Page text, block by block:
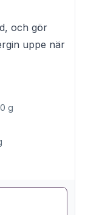
och gör
uppe när
g